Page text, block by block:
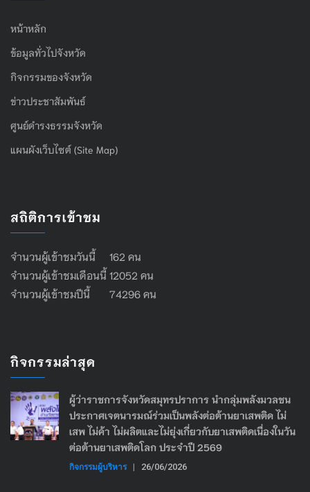
หน้าหลัก
ข้อมูลทั่วไปจังหวัด
กิจกรรมของจังหวัด
ข่าวประชาสัมพันธ์
ศูนย์ดำรงธรรมจังหวัด
แผนผังเว็บไซต์ (Site Map)
สถิติการเข้าชม
จำนวนผู้เข้าชมวันนี้ 162 คน
จำนวนผู้เข้าชมเดือนนี้ 12052 คน
จำนวนผู้เข้าชมปีนี้ 74296 คน
กิจกรรมล่าสุด
ผู้ว่าราชการจังหวัดสมุทรปราการ นำกลุ่มพลังมวลชน
ประกาศเจตนารมณ์ร่วมเป็นพลังต่อต้านยาเสพติด ไม่
เสพ ไม่ค้า ไม่ผลิตและไม่ยุ่งเกี่ยวกับยาเสพติดเนื่องในวัน
ต่อต้านยาเสพติดโลก ประจำปี 2569
กิจกรรมผู้บริหาร | 26/06/2026